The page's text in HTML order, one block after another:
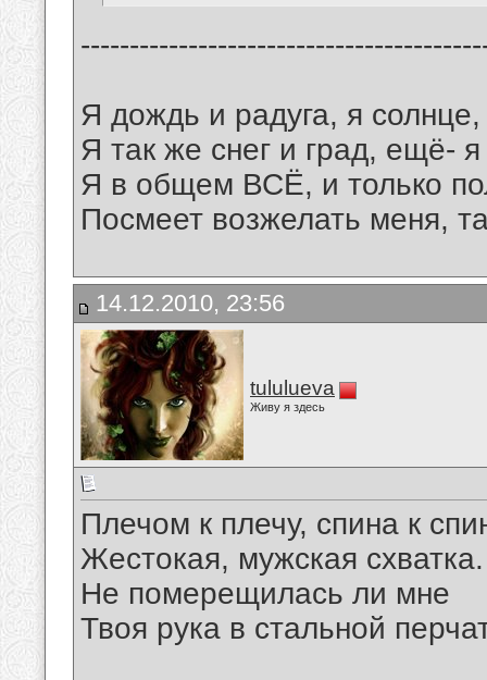
Я дождь и радуга, я солнце,
Я так же снег и град, ещё-
Я в общем ВСЁ, и только
Посмеет возжелать меня,
14.12.2010, 23:56
tululueva
Живу я здесь
Плечом к плечу, спина к
Жестокая, мужская схватка.
Не померещилась ли мне
Твоя рука в стальной